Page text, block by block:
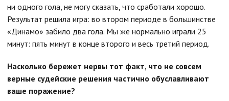
ни одного гола, не могу сказать, что сработали хорошо.
Результат решила игра: во втором периоде в большинстве
«Динамо» забило два гола. Мы же нормально играли 25
минут: пять минут в конце второго и весь третий период.
Насколько бережет нервы тот факт, что не совсем
верные судейские решения частично обуславливают
ваше поражение?